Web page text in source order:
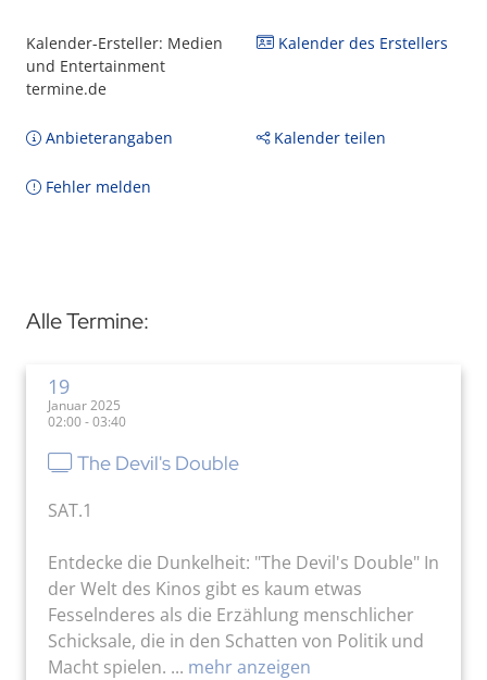
Kalender-Ersteller: Medien
und Entertainment
termine.de
Kalender des Erstellers
Anbieterangaben Kalender teilen
Fehler melden
Alle Termine:
19
Januar 2025
02:00 - 03:40
The Devil's Double
SAT.1
Entdecke die Dunkelheit: "The Devil's Double" In
der Welt des Kinos gibt es kaum etwas
Fesselnderes als die Erzählung menschlicher
Schicksale, die in den Schatten von Politik und
Macht spielen. ... mehr anzeigen